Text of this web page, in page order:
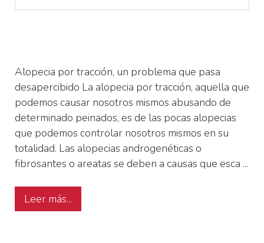
Alopecia por tracción, un problema que pasa
desapercibido La alopecia por tracción, aquella que
podemos causar nosotros mismos abusando de
determinado peinados, es de las pocas alopecias
que podemos controlar nosotros mismos en su
totalidad. Las alopecias androgenéticas o
fibrosantes o areatas se deben a causas que esca ...
Leer más...